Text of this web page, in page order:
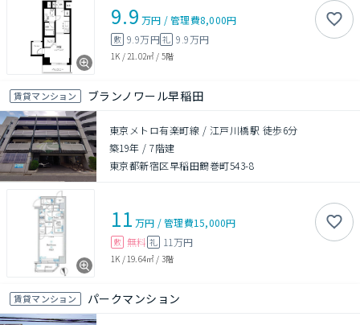
9.9 万円 /管理費8,000円
敷 9.9万円礼 9.9万円
1K / 21.02㎡ / 5階
賃貸マンション ブランノワール早稲田
東京メトロ有楽町線 / 江戸川橋駅 徒歩6分
築19年 /7階建
東京都新宿区早稲田鶴巻町543-8
11 万円 /管理費15,000円
敷 無料 礼 11万円
1K / 19.64㎡ / 3階
賃貸マンション パークマンション